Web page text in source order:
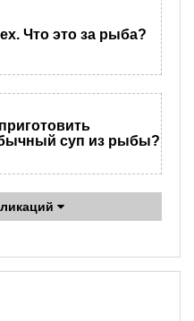
Что это за рыба?
суп из рыбы?